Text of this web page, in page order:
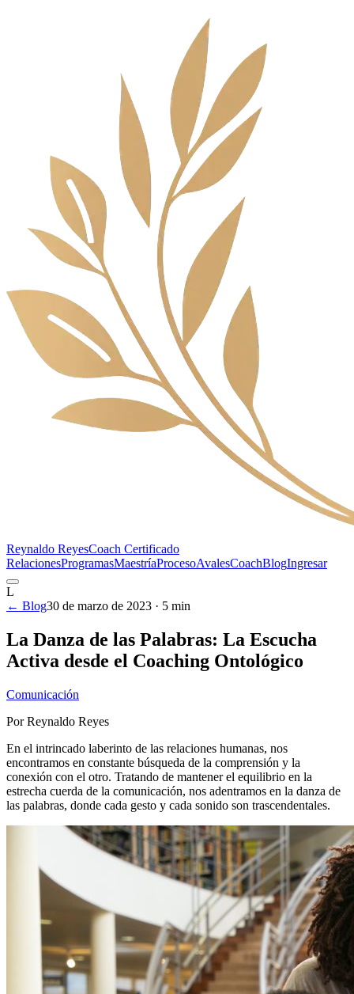
Reynaldo ReyesCoach Certificado
RelacionesProgramasMaestríaProcesoAvalesCoachBlogIngresar
L
← Blog30 de marzo de 2023 · 5 min
La Danza de las Palabras: La Escucha
Activa desde el Coaching Ontológico
Comunicación
Por Reynaldo Reyes
En el intrincado laberinto de las relaciones humanas, nos
encontramos en constante búsqueda de la comprensión y la
conexión con el otro. Tratando de mantener el equilibrio en la
estrecha cuerda de la comunicación, nos adentramos en la danza de
las palabras, donde cada gesto y cada sonido son trascendentales.